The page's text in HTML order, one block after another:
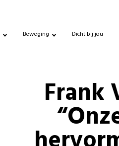
Beweging Dicht bij jou
Frank